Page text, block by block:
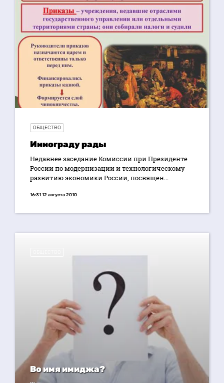
ОБЩЕСТВО
Иннограду рады
Недавнее заседание Комиссии при Президенте
России по модернизации и технологическому
развитию экономики России, посвящен...
16:31 12 августа 2010
Во имя имиджа?